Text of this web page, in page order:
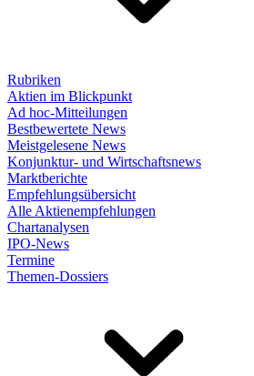
Rubriken
Aktien im Blickpunkt
Ad hoc-Mitteilungen
Bestbewertete News
Meistgelesene News
Konjunktur- und Wirtschaftsnews
Marktberichte
Empfehlungsübersicht
Alle Aktienempfehlungen
Chartanalysen
IPO-News
Termine
Themen-Dossiers